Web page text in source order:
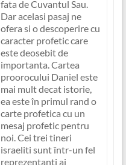
fata de Cuvantul Sau.
Dar acelasi pasaj ne
ofera si o descoperire cu
caracter profetic care
este deosebit de
importanta. Cartea
proorocului Daniel este
mai mult decat istorie,
ea este în primul rand o
carte profetica cu un
mesaj profetic pentru
noi. Cei trei tineri
israeliti sunt într-un fel
reprezentanti ai